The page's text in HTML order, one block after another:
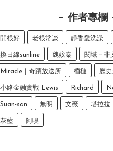
作者專欄
開根好 老根常談 靜香愛洗澡
換日線sunline 魏妏秦 閱域－非
Miracle｜奇蹟放送所 榴槤 歷
小路金融實戰 Lewis Richard
Suan-san 無明 文薇 塔拉拉
灰藍 阿嗅